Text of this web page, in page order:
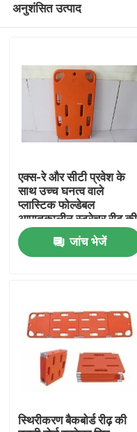
उत्पाद
वीडियो
हमारे बारे में
अनुशंसित उत्पाद
एक्स-रे और सीटी प्रवेश के
साथ उच्च घनत्व वाले
प्लास्टिक फोल्डेबल
आपातकालीन स्ट्रेचर रीढ़ की
हड्डी बोर्ड
जांच भेजें
स्थिरीकरण बैकबोर्ड रीढ़ की